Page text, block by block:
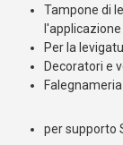
Tampone di
Per la
Decoratori e
Falegnameria
per supporto